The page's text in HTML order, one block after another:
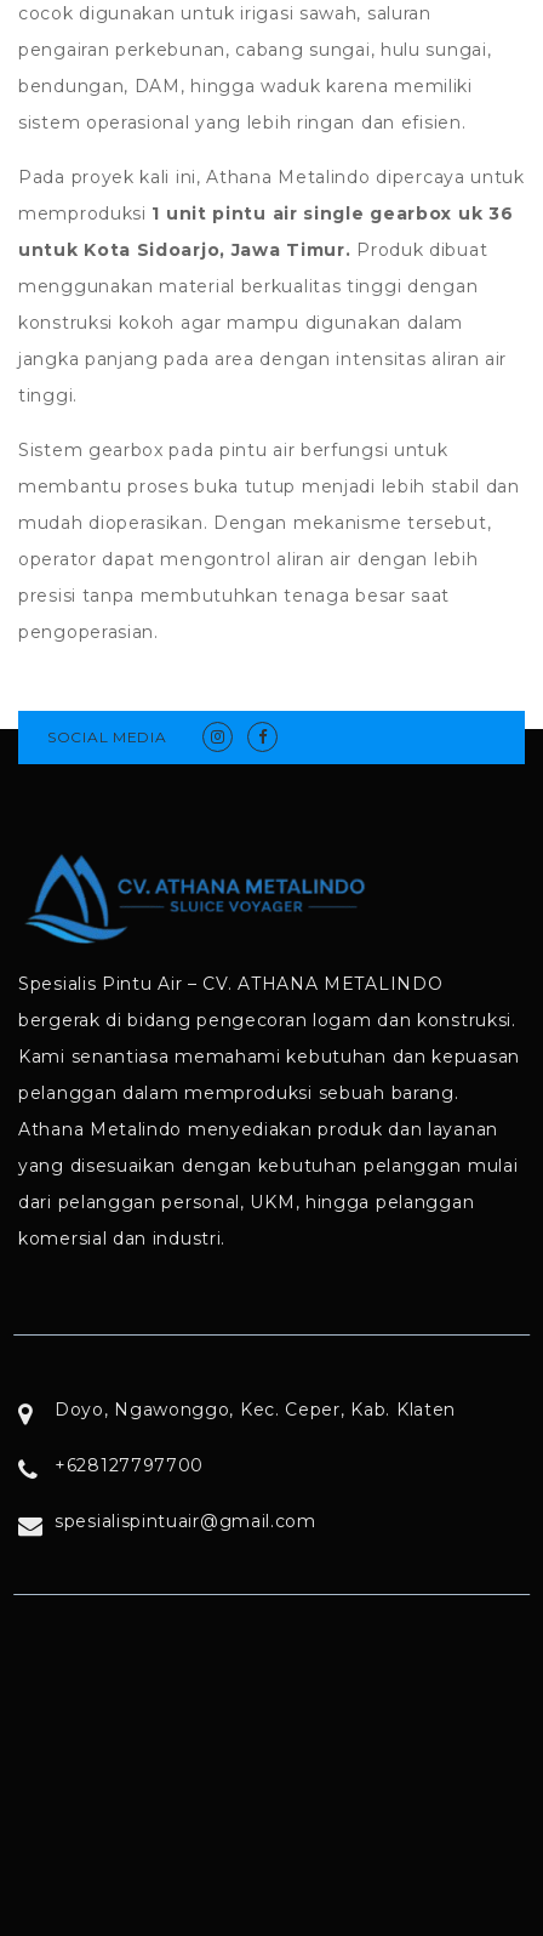
cocok digunakan untuk irigasi sawah, saluran
pengairan perkebunan, cabang sungai, hulu sungai,
bendungan, DAM, hingga waduk karena memiliki
sistem operasional yang lebih ringan dan efisien.
Pada proyek kali ini, Athana Metalindo dipercaya untuk
memproduksi 1 unit pintu air single gearbox uk 36
untuk Kota Sidoarjo, Jawa Timur. Produk dibuat
menggunakan material berkualitas tinggi dengan
konstruksi kokoh agar mampu digunakan dalam
jangka panjang pada area dengan intensitas aliran air
tinggi.
Sistem gearbox pada pintu air berfungsi untuk
membantu proses buka tutup menjadi lebih stabil dan
mudah dioperasikan. Dengan mekanisme tersebut,
operator dapat mengontrol aliran air dengan lebih
presisi tanpa membutuhkan tenaga besar saat
pengoperasian.
SOCIAL MEDIA
Spesialis Pintu Air – CV. ATHANA METALINDO
bergerak di bidang pengecoran logam dan konstruksi.
Kami senantiasa memahami kebutuhan dan kepuasan
pelanggan dalam memproduksi sebuah barang.
Athana Metalindo menyediakan produk dan layanan
yang disesuaikan dengan kebutuhan pelanggan mulai
dari pelanggan personal, UKM, hingga pelanggan
komersial dan industri.
Doyo, Ngawonggo, Kec. Ceper, Kab. Klaten
+628127797700
spesialispintuair@gmail.com